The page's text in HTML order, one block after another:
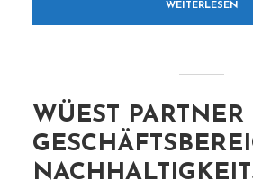
WEITERLESEN
WÜEST PARTNER